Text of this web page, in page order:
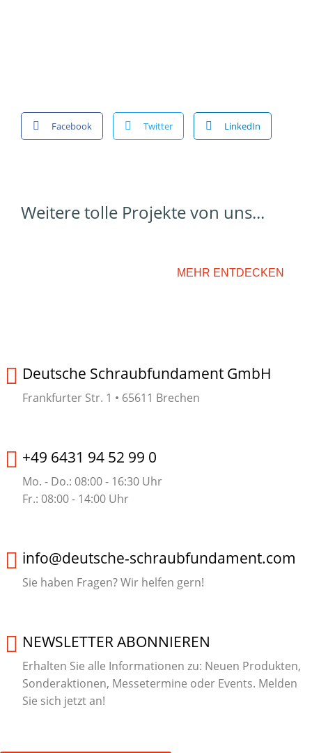
Facebook Twitter LinkedIn
Weitere tolle Projekte von uns...
MEHR ENTDECKEN
Deutsche Schraubfundament GmbH
Frankfurter Str. 1 • 65611 Brechen
+49 6431 94 52 99 0
Mo. - Do.: 08:00 - 16:30 Uhr
Fr.: 08:00 - 14:00 Uhr
info@deutsche-schraubfundament.com
Sie haben Fragen? Wir helfen gern!
NEWSLETTER ABONNIEREN
Erhalten Sie alle Informationen zu: Neuen Produkten,
Sonderaktionen, Messetermine oder Events. Melden
Sie sich jetzt an!